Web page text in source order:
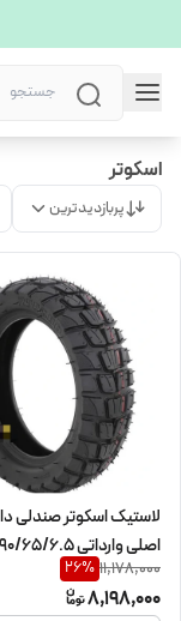
اسکوتر
پربازدیدترین
اصلی وارداتی 90/65/6.5
11,178,000
26%
8,198,000